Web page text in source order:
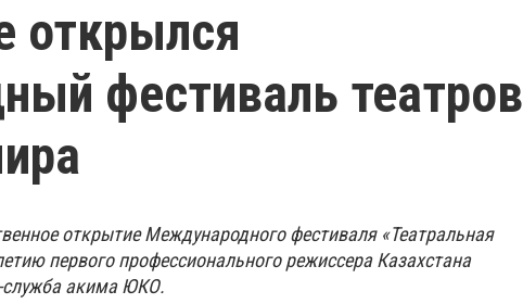
открылся
фестиваль театров
открытие Международного фестиваля «Театральная
первого профессионального режиссера Казахстана
акима ЮКО.